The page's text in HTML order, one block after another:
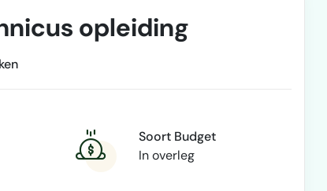
opleiding
Soort Budget
In overleg